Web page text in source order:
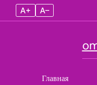
A+ A–
Главная